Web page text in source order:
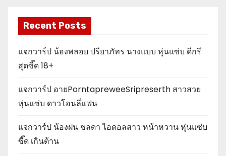
Recent Posts
แจกวาร์ป น้องพลอย ปรียาภัทร นางแบบ หุ่นแซ่บ ดีกรี
สุดซี๊ด 18+
แจกวาร์ป อายPorntapreweeSripreserth สาวสวย
หุ่นแซ่บ ดาวโอนลี่แฟน
แจกวาร์ป น้องฝน ชลดา ไอดอลสาว หน้าหวาน หุ่นแซ่บ
ซี๊ด เกินต้าน